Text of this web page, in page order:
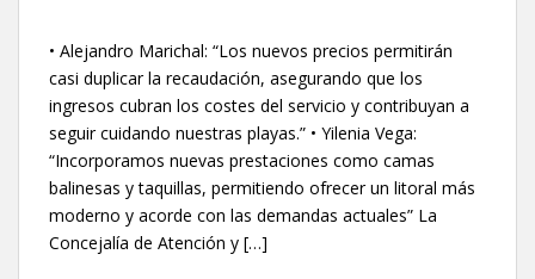
• Alejandro Marichal: “Los nuevos precios permitirán
casi duplicar la recaudación, asegurando que los
ingresos cubran los costes del servicio y contribuyan a
seguir cuidando nuestras playas.” • Yilenia Vega:
“Incorporamos nuevas prestaciones como camas
balinesas y taquillas, permitiendo ofrecer un litoral más
moderno y acorde con las demandas actuales” La
Concejalía de Atención y […]